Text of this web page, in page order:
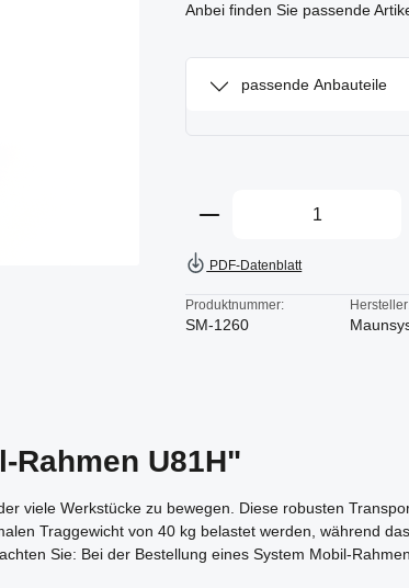
Anbei finden Sie passende
passende Anbauteile
Produkt Anzahl:
PDF-Datenblatt
Produktnummer:
SM-1260
U81H"
viele Werkstücke zu bewegen. Diese robusten
Traggewicht von 40 kg belastet werden, während
Sie: Bei der Bestellung eines System Mobil-